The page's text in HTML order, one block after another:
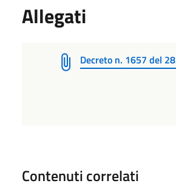
Allegati
Decreto n. 1657 del
Contenuti correlati